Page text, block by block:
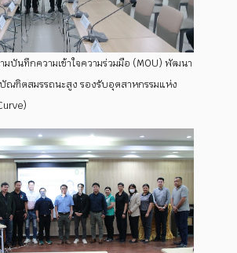
บันทึกความเข้าใจความร่วมมือ (MOU) พัฒนา
ณฑิตสมรรถนะสูง รองรับอุตสาหกรรมแห่ง